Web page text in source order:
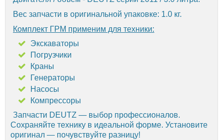
Вес запчасти в оригинальной упаковке: 1.0 кг.
Комплект ГРМ применим для техники:
Экскаваторы
Погрузчики
Краны
Генераторы
Насосы
Компрессоры
Запчасти DEUTZ — выбор профессионалов.
Сохраняйте технику в идеальной форме. Установите
оригинал — почувствуйте разницу!